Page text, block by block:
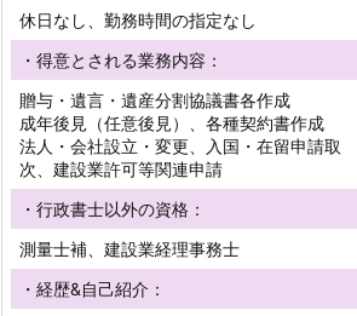
休日なし、勤務時間の指定なし
・得意とされる業務内容：
贈与・遺言・遺産分割協議書各作成
成年後見（任意後見）、各種契約書作成
法人・会社設立・変更、入国・在留申請取
次、建設業許可等関連申請
・行政書士以外の資格：
測量士補、建設業経理事務士
・経歴&自己紹介：